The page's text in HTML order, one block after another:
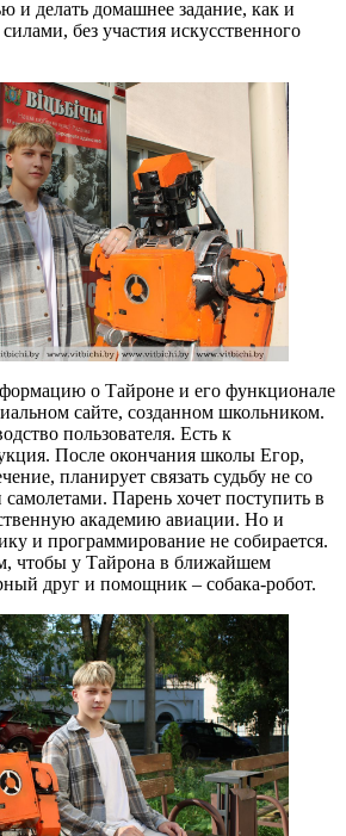
и делать домашнее задание, как и
без участия искусственного
о Тайроне и его функционале
сайте, созданном школьником.
пользователя. Есть к
После окончания школы Егор,
планирует связать судьбу не со
Парень хочет поступить в
академию авиации. Но и
и программирование не собирается.
чтобы у Тайрона в ближайшем
друг и помощник – собака-робот.